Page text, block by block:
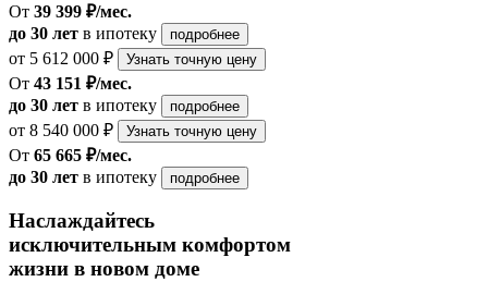
От 39 399 ₽/мес.
до 30 лет в ипотеку подробнее
от 5 612 000 ₽ Узнать точную цену
От 43 151 ₽/мес.
до 30 лет в ипотеку подробнее
от 8 540 000 ₽ Узнать точную цену
От 65 665 ₽/мес.
до 30 лет в ипотеку подробнее
Наслаждайтесь
исключительным комфортом
жизни в новом доме